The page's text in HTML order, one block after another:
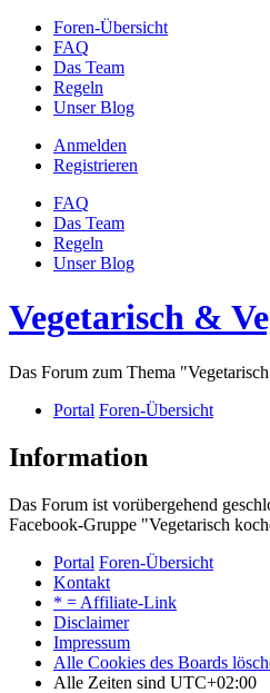
Foren-Übersicht
FAQ
Das Team
Regeln
Unser Blog
Anmelden
Registrieren
FAQ
Das Team
Regeln
Unser Blog
Vegetarisch &
Das Forum zum Thema
Portal Foren-Übersicht
Information
Das Forum ist vorübergehend
Facebook-Gruppe "Vegetarisch
Portal Foren-Übersicht
Kontakt
* = Affiliate-Link
Disclaimer
Impressum
Alle Cookies des Boards
Alle Zeiten sind UTC+02:00